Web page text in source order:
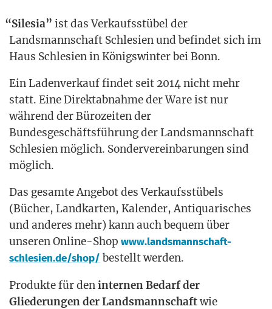
“Sile­sia” ist das Ver­kaufs­st­übel der
Lands­mann­schaft Schle­si­en und befin­det sich im
Haus Schle­si­en in Königs­win­ter bei Bonn.
Ein Laden­ver­kauf fin­det seit 2014 nicht mehr
statt. Eine Direkt­ab­nah­me der Ware ist nur
wäh­rend der Büro­zei­ten der
Bun­des­ge­schäfts­füh­rung der Lands­mann­schaft
Schle­si­en mög­lich. Son­der­ver­ein­ba­run­gen sind
möglich.
Das gesam­te Ange­bot des Ver­kaufs­st­übels
(Bücher, Land­kar­ten, Kalen­der, Anti­qua­ri­sches
und ande­res mehr) kann auch bequem über
unse­ren Online-Shop www.landsmannschaft-
schlesien.de/shop/ bestellt werden.
Pro­duk­te für deninter­nen Bedarf der
Glie­de­run­gen der Lands­mann­schaftwie